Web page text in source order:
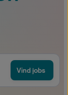
Vind jobs